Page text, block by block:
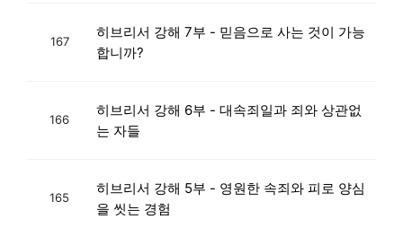
167
히브리서 강해 7부 - 믿음으로 사는 것이 가능
합니까?
166
히브리서 강해 6부 - 대속죄일과 죄와 상관없
는 자들
165
히브리서 강해 5부 - 영원한 속죄와 피로 양심
을 씻는 경험